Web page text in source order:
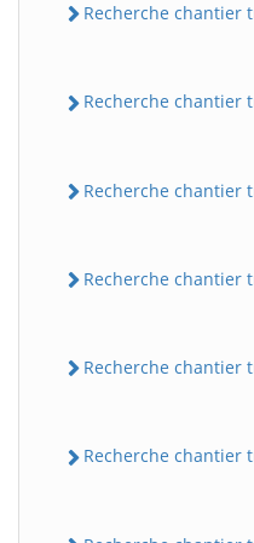
Recherche chantier
Recherche chantier
Recherche chantier
Recherche chantier
Recherche chantier
Recherche chantier